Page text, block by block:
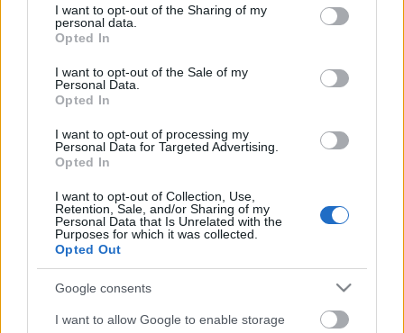
not limited to your visit or usage behaviour. You may click to
grant or deny consent to Google and its third-party tags to
use your data for below specified purposes in below Google
consent section.
I want to opt-out of the Sharing of my
personal data.
Opted In
I want to opt-out of the Sale of my
Personal Data.
Opted In
I want to opt-out of processing my
Personal Data for Targeted Advertising.
Opted In
I want to opt-out of Collection, Use,
Retention, Sale, and/or Sharing of my
Personal Data that Is Unrelated with the
Purposes for which it was collected.
Opted Out
Google consents
I want to allow Google to enable storage
étvágygerjesztőnek is csak pont arra elég, hogy mint
a fogtömés helyére becuppant pörköltös maradék,
egész álló nap cseszteti az ember idegrendszerét.
Nem, nem a menzás…